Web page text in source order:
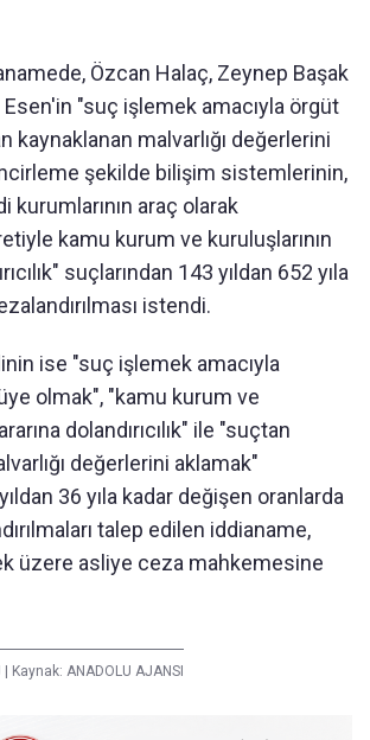
Özcan Halaç, Zeynep Başak
"suç işlemek amacıyla örgüt
kaynaklanan malvarlığı değerlerini
şekilde bilişim sistemlerinin,
kurumlarının araç olarak
kamu kurum ve kuruluşlarının
suçlarından 143 yıldan 652 yıla
istendi.
ise "suç işlemek amacıyla
olmak", "kamu kurum ve
dolandırıcılık" ile "suçtan
değerlerini aklamak"
36 yıla kadar değişen oranlarda
talep edilen iddianame,
üzere asliye ceza mahkemesine
Kaynak: ANADOLU AJANSI